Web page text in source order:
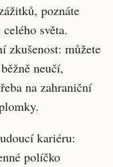
poznáte
světa.
zkušenost: můžete
neučí,
na zahraniční
kariéru:
políčko